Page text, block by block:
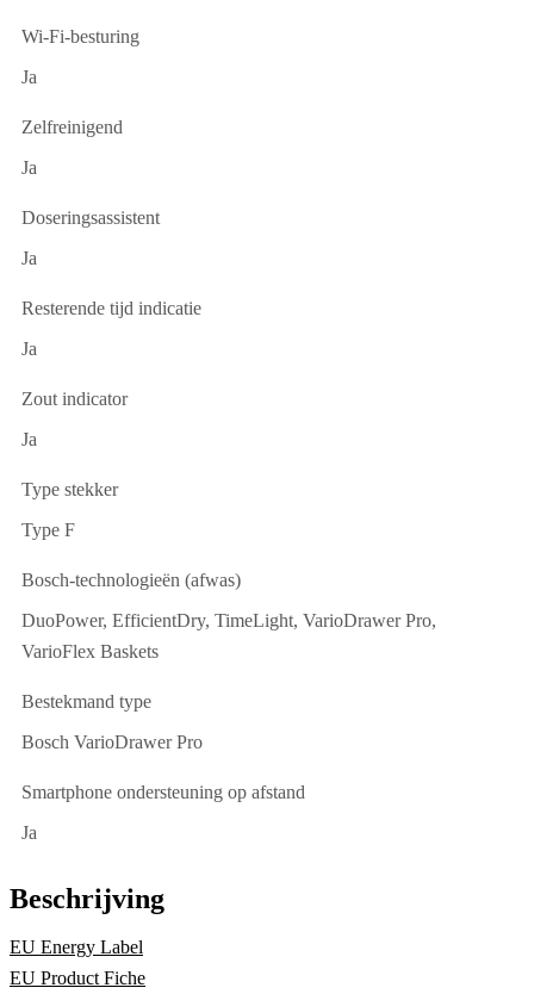
Wi-Fi-besturing
Ja
Zelfreinigend
Ja
Doseringsassistent
Ja
Resterende tijd indicatie
Ja
Zout indicator
Ja
Type stekker
Type F
Bosch-technologieën (afwas)
DuoPower, EfficientDry, TimeLight, VarioDrawer Pro,
VarioFlex Baskets
Bestekmand type
Bosch VarioDrawer Pro
Smartphone ondersteuning op afstand
Ja
Beschrijving
EU Energy Label
EU Product Fiche